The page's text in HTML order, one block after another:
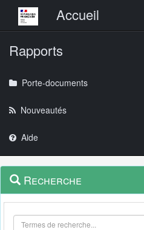
Menu principalAccueil
Rapports
Porte-documents
Nouveautés
Aide
Navigation
outils
Menu
contextuel
Recherche